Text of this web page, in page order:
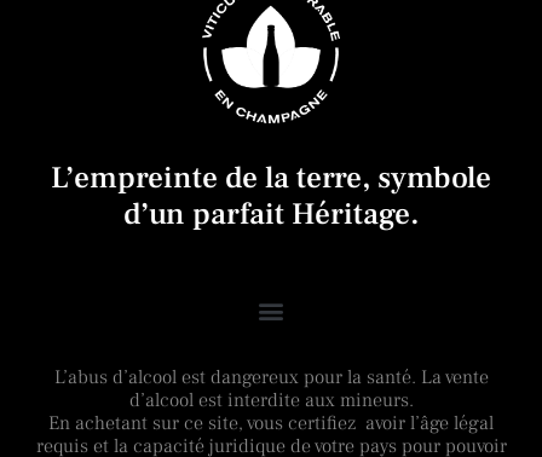
L’empreinte de la terre, symbole
d’un parfait Héritage.
L’abus d’alcool est dangereux pour la santé. La vente
d’alcool est interdite aux mineurs.
En achetant sur ce site, vous certifiez avoir l’âge légal
requis et la capacité juridique de votre pays pour pouvoir